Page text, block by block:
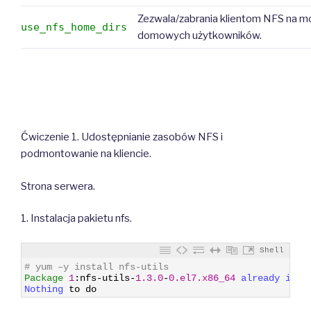
use_nfs_home_dirs
Zezwala/zabrania klientom NFS na
domowych użytkowników.
Ćwiczenie 1. Udostępnianie zasobów NFS i
podmontowanie na kliencie.
Strona serwera.
1. Instalacja pakietu nfs.
Shell
# yum –y install nfs-utils
Package 1: nfs-utils-1.3.0-0.el7.x86_64 already
Nothing to do